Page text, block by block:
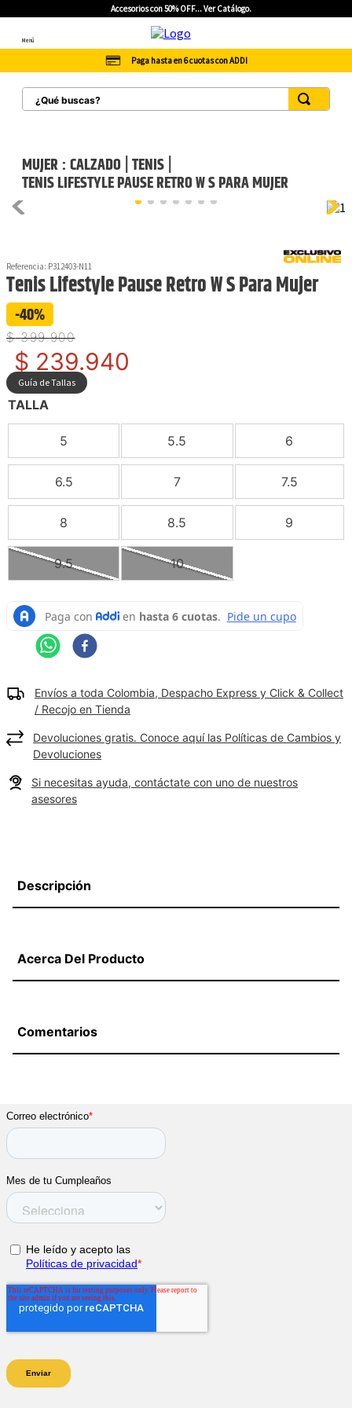
Accesorios con 50% OFF... Ver Catálogo.
Menú
Paga hasta en 6 cuotas con ADDI
¿Qué buscas?
MUJER CALZADO TENIS
TENIS LIFESTYLE PAUSE RETRO W S PARA MUJER
Referencia: P312403-N11
Tenis Lifestyle Pause Retro W S Para Mujer
-40%
$ 399.900
$ 239.940
Guía de Tallas
TALLA
10
5 5.5 6
6.5 7 7.5
8 8.5 9
9.5
Envíos a toda Colombia, Despacho Express y Click & Collect
/ Recojo en Tienda
Devoluciones gratis. Conoce aquí las Políticas de Cambios y
Devoluciones
Si necesitas ayuda, contáctate con uno de nuestros
asesores
Descripción
Acerca Del Producto
Comentarios
2. botas cat mujer
. botas industriales
6 tenis
7
8. morrales
9. camisetas hombre
10